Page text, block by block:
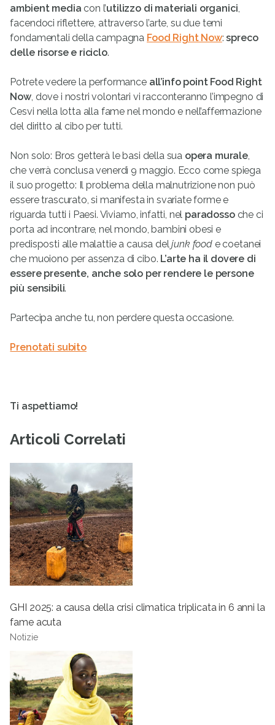
ambient media con l’utilizzo di materiali organici,
facendoci riflettere, attraverso l’arte, su due temi
fondamentali della campagna Food Right Now:spreco
delle risorse e riciclo.
Potrete vedere la performance all’info point Food Right
Now, dove i nostri volontari vi racconteranno l’impegno di
Cesvi nella lotta alla fame nel mondo e nell’affermazione
del diritto al cibo per tutti.
Non solo: Bros getterà le basi della sua opera murale,
che verrà conclusa venerdì 9 maggio. Ecco come spiega
il suo progetto: Il problema della malnutrizione non può
essere trascurato, si manifesta in svariate forme e
riguarda tutti i Paesi. Viviamo, infatti, nel paradossoche ci
porta ad incontrare, nel mondo, bambini obesi e
predisposti alle malattie a causa deljunk food e coetanei
che muoiono per assenza di cibo. L’arte ha il dovere di
essere presente, anche solo per rendere le persone
più sensibili.
Partecipa anche tu, non perdere questa occasione.
Prenotati subito
Ti aspettiamo!
Articoli Correlati
GHI 2025: a causa della crisi climatica triplicata in 6 anni la
fame acuta
Notizie